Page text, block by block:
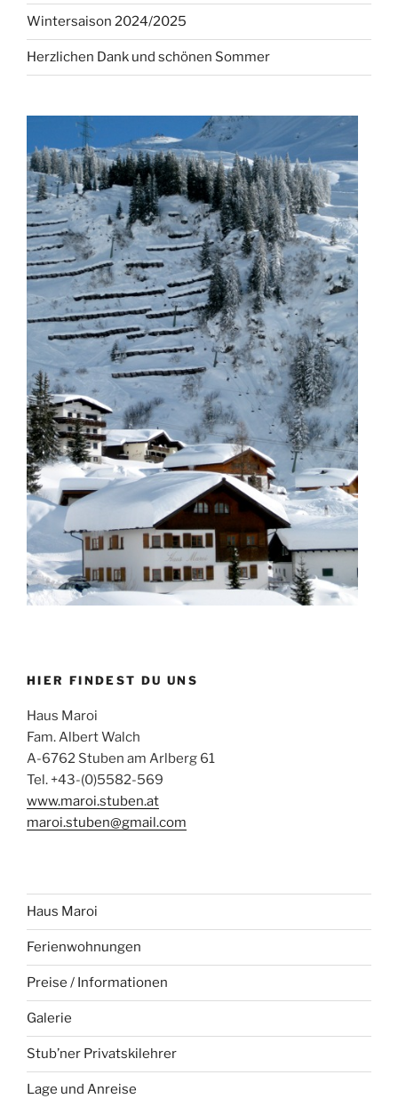
Wintersaison 2024/2025
Herzlichen Dank und schönen Sommer
HIER FINDEST DU UNS
Haus Maroi
Fam. Albert Walch
A-6762 Stuben am Arlberg 61
Tel. +43-(0)5582-569
www.maroi.stuben.at
maroi.stuben@gmail.com
Haus Maroi
Ferienwohnungen
Preise / Informationen
Galerie
Stub’ner Privatskilehrer
Lage und Anreise